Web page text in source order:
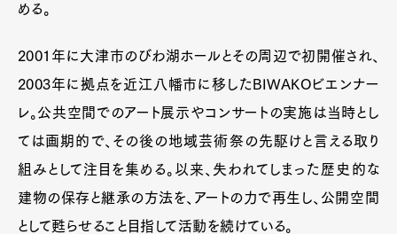
める。
2001年に大津市のびわ湖ホールとその周辺で初開催され、
2003年に拠点を近江八幡市に移したBIWAKOビエンナー
レ。公共空間でのアート展示やコンサートの実施は当時とし
ては画期的で、その後の地域芸術祭の先駆けと言える取り
組みとして注目を集める。以来、失われてしまった歴史的な
建物の保存と継承の方法を、アートの力で再生し、公開空間
として甦らせること目指して活動を続けている。